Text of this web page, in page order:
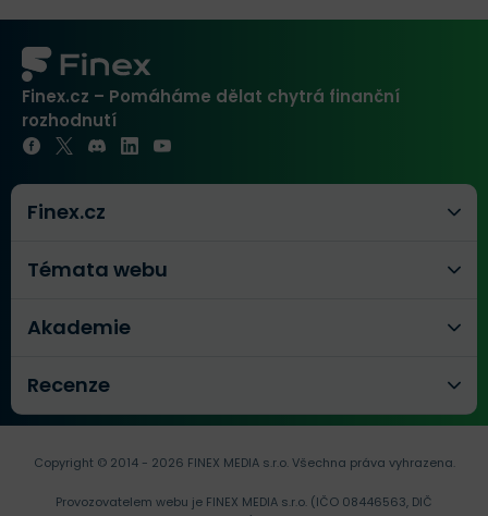
nesdružuje.
Celkově lze zhodnotit parametry komunity a entit
stojících za BSV
kryptoměny.
Technické parametry a využití BSV
BCH i BSV využívají hašovací
využít stejné těžební zařízení. To a především riziko
tzv. 51% útoku na BCH vedlo i k tzv.hashovací válce
mezi zastánci BCH a BSV, kdy proponenti BSV již před
Finex.cz – Pomáháme dělat chytrá finanční
rozhodnutí
Finex.cz
Témata webu
Akademie
Recenze
Copyright © 2014 - 2026 FINEX MEDIA s.r.o.Všechna práva vyhrazena.
Provozovatelem webu je FINEX MEDIA s.r.o. (IČO 08446563, DIČ